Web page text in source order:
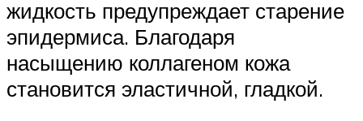
жидкость предупреждает старение
эпидермиса. Благодаря
насыщению коллагеном кожа
становится эластичной, гладкой.